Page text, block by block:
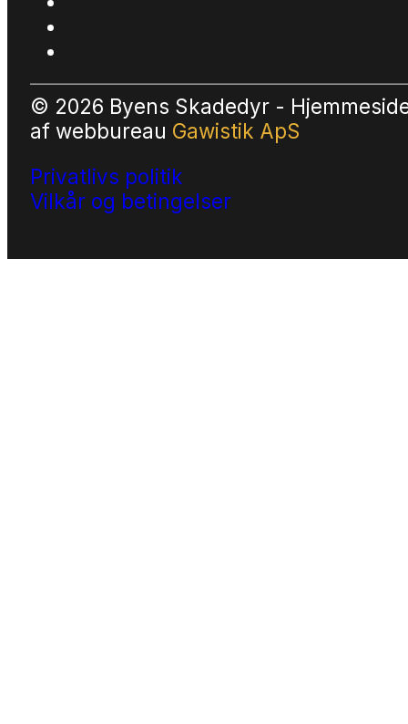
© 2026 Byens Skadedyr -
af webbureau Gawistik ApS
Privatlivs politik
Vilkår og betingelser